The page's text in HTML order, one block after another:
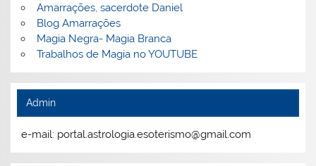
Amarrações, sacerdote Daniel
Blog Amarrações
Magia Negra- Magia Branca
Trabalhos de Magia no YOUTUBE
Admin
e-mail: portal.astrologia.esoterismo@gmail.com